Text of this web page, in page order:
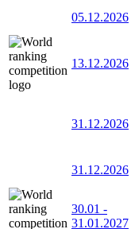
05.12.2026
13.12.2026
31.12.2026
31.12.2026
30.01 -
31.01.2027